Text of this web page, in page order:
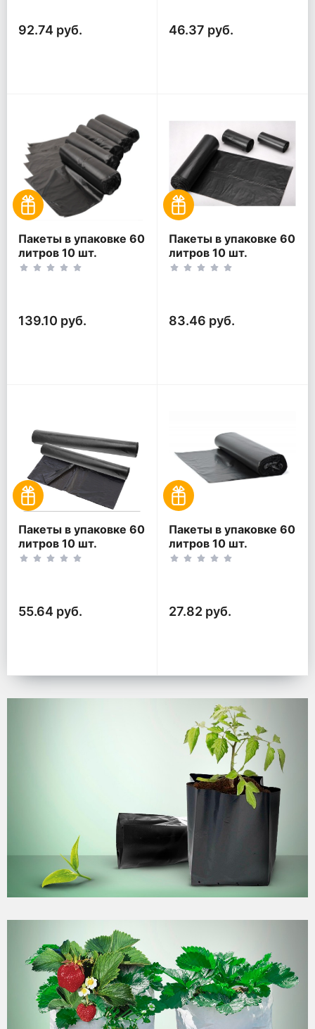
92.74 руб. 46.37 руб.
Пакеты в упаковке 60
литров 10 шт.
(10шт*5рул)
139.10 руб.
Пакеты в упаковке 60
литров 10 шт.
(10шт*3рул)
83.46 руб.
Пакеты в упаковке 60
литров 10 шт.
(10шт*2рул)
55.64 руб.
Пакеты в упаковке 60
литров 10 шт.
(10шт*1рул)
27.82 руб.